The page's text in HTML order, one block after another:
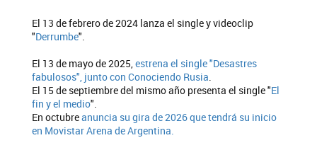
El 13 de febrero de 2024 lanza el single y videoclip
"Derrumbe".
El 13 de mayo de 2025,estrena el single "Desastres
fabulosos", junto con Conociendo Rusia.
El 15 de septiembre del mismo año presenta el single "El
fin y el medio".
En octubreanuncia su gira de 2026 que tendrá su inicio
en Movistar Arena de Argentina.